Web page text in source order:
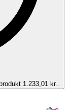
1.233,01 kr..